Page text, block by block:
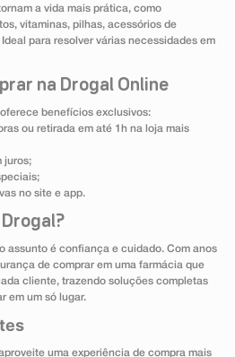
a vida mais prática, como
vitaminas, pilhas, acessórios de
para resolver várias necessidades em
na Drogal Online
benefícios exclusivos:
ou retirada em até 1h na loja mais
juros;
no site e app.
assunto é confiança e cuidado. Com anos
de comprar em uma farmácia que
cliente, trazendo soluções completas
em um só lugar.
uma experiência de compra mais